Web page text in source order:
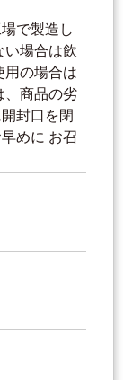
で製造し
場合は飲
の場合は
商品の劣
封口を閉
めに お召